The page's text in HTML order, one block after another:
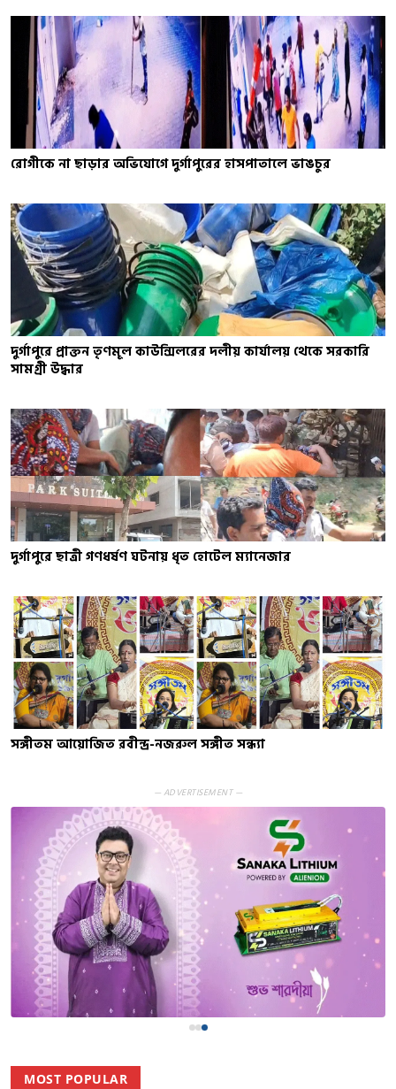
রোগীকে না ছাড়ার অভিযোগে দুর্গাপুরের হাসপাতালে ভাঙচুর
দুর্গাপুরে প্রাক্তন তৃণমূল কাউন্সিলরের দলীয় কার্যালয় থেকে সরকারি
সামগ্রী উদ্ধার
দুর্গাপুরে ছাত্রী গণধর্ষণ ঘটনায় ধৃত হোটেল ম্যানেজার
সঙ্গীতম আয়োজিত রবীন্দ্র-নজরুল সঙ্গীত সন্ধ্যা
— ADVERTISEMENT —
MOST POPULAR